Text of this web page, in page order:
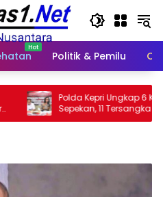
Politik & Pemilu
Ungkap 6 Kasus Narkotika
Tersangka Diamankan & Sita